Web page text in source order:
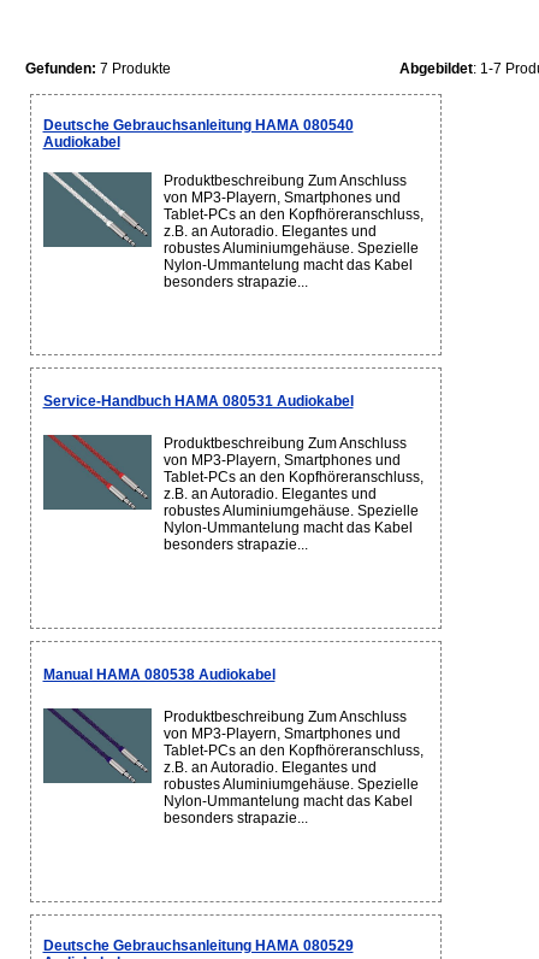
Gefunden: 7 Produkte Abgebildet: 1-7
Deutsche Gebrauchsanleitung HAMA 080540
Audiokabel
Produktbeschreibung Zum Anschluss
von MP3-Playern, Smartphones und
Tablet-PCs an den Kopfhöreranschluss,
z.B. an Autoradio. Elegantes und
robustes Aluminiumgehäuse. Spezielle
Nylon-Ummantelung macht das Kabel
besonders strapazie...
Service-Handbuch HAMA 080531 Audiokabel
Produktbeschreibung Zum Anschluss
von MP3-Playern, Smartphones und
Tablet-PCs an den Kopfhöreranschluss,
z.B. an Autoradio. Elegantes und
robustes Aluminiumgehäuse. Spezielle
Nylon-Ummantelung macht das Kabel
besonders strapazie...
Manual HAMA 080538 Audiokabel
Produktbeschreibung Zum Anschluss
von MP3-Playern, Smartphones und
Tablet-PCs an den Kopfhöreranschluss,
z.B. an Autoradio. Elegantes und
robustes Aluminiumgehäuse. Spezielle
Nylon-Ummantelung macht das Kabel
besonders strapazie...
Deutsche Gebrauchsanleitung HAMA 080529